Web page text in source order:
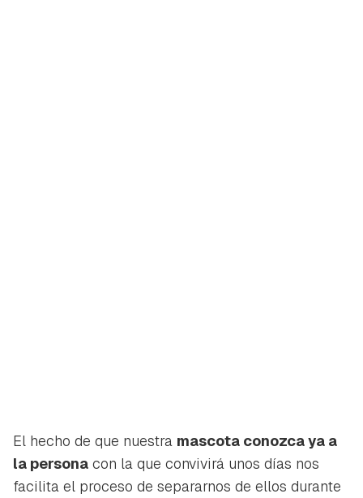
El hecho de que nuestra mascota conozca ya a
la persona con la que convivirá unos días nos
facilita el proceso de separarnos de ellos durante